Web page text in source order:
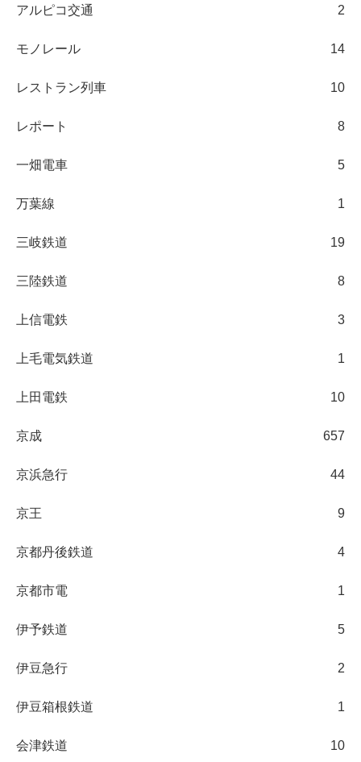
アルピコ交通 2
モノレール 14
レストラン列車 10
レポート 8
一畑電車 5
万葉線 1
三岐鉄道 19
三陸鉄道 8
上信電鉄 3
上毛電気鉄道 1
上田電鉄 10
京成 657
京浜急行 44
京王 9
京都丹後鉄道 4
京都市電 1
伊予鉄道 5
伊豆急行 2
伊豆箱根鉄道 1
会津鉄道 10